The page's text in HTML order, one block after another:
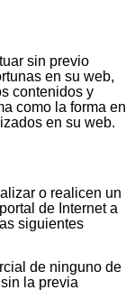
sin previo
en su web,
contenidos y
como la forma en
en su web.
o realicen un
de Internet a
siguientes
de ninguno de
la previa